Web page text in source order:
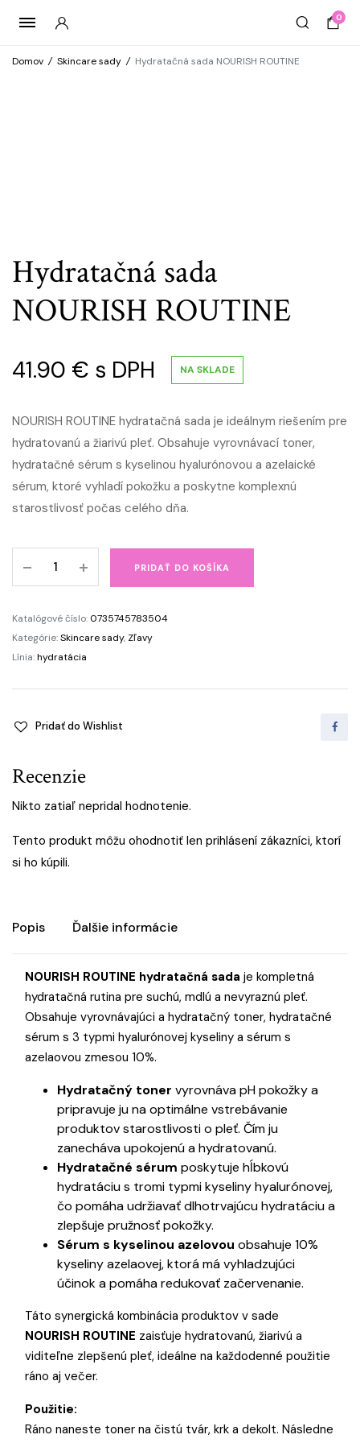
0
Domov / Skincare sady / Hydratačná sada NOURISH ROUTINE
Hydratačná sada
NOURISH ROUTINE
41.90 € s DPH NA SKLADE
NOURISH ROUTINE hydratačná sada je ideálnym riešením pre
hydratovanú a žiarivú pleť. Obsahuje vyrovnávací toner,
hydratačné sérum s kyselinou hyalurónovou a azelaické
sérum, ktoré vyhladí pokožku a poskytne komplexnú
starostlivosť počas celého dňa.
sada
ROUTINE
quantity
PRIDAŤ DO KOŠÍKA
Katalógové číslo: 0735745783504
Kategórie:Skincare sady, Zľavy
Línia:hydratácia
Pridať do Wishlist
Recenzie
Nikto zatiaľ nepridal hodnotenie.
Tento produkt môžu ohodnotiť len prihlásení zákazníci, ktorí
si ho kúpili.
Popis Ďalšie informácie
NOURISH ROUTINE hydratačná sada je kompletná
hydratačná rutina pre suchú, mdlú a nevyraznú pleť.
Obsahuje vyrovnávajúci a hydratačný toner, hydratačné
sérum s 3 typmi hyalurónovej kyseliny a sérum s
azelaovou zmesou 10%.
Hydratačný toner vyrovnáva pH pokožky a
pripravuje ju na optimálne vstrebávanie
produktov starostlivosti o pleť. Čím ju
zanecháva upokojenú a hydratovanú.
Hydratačné sérum poskytuje hĺbkovú
hydratáciu s tromi typmi kyseliny hyalurónovej,
čo pomáha udržiavať dlhotrvajúcu hydratáciu a
zlepšuje pružnosť pokožky.
Sérum s kyselinou azelovou obsahuje 10%
kyseliny azelaovej, ktorá má vyhladzujúci
účinok a pomáha redukovať začervenanie.
Táto synergická kombinácia produktov v sade
NOURISH ROUTINE zaisťuje hydratovanú, žiarivú a
viditeľne zlepšenú pleť, ideálne na každodenné použitie
ráno aj večer.
Použitie:
Ráno naneste toner na čistú tvár, krk a dekolt. Následne